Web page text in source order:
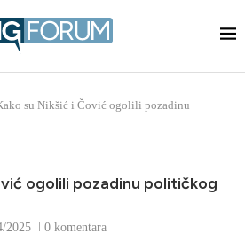
su Nikšić i Čović ogolili pozadinu
ogolili pozadinu političkog
2025 0 komentara